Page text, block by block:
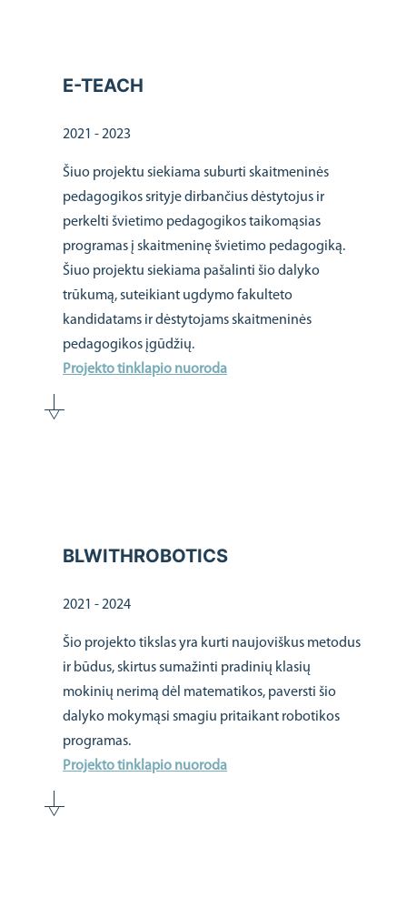
E-TEACH
2021 - 2023
Šiuo projektu siekiama suburti skaitmeninės
pedagogikos srityje dirbančius dėstytojus ir
perkelti švietimo pedagogikos taikomąsias
programas į skaitmeninę švietimo pedagogiką.
Šiuo projektu siekiama pašalinti šio dalyko
trūkumą, suteikiant ugdymo fakulteto
kandidatams ir dėstytojams skaitmeninės
pedagogikos įgūdžių.
Projekto tinklapio nuoroda
BLWITHROBOTICS
2021 - 2024
Šio projekto tikslas yra kurti naujoviškus metodus
ir būdus, skirtus sumažinti pradinių klasių
mokinių nerimą dėl matematikos, paversti šio
dalyko mokymąsi smagiu pritaikant robotikos
programas.
Projekto tinklapio nuoroda